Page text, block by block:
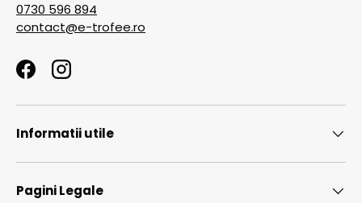
0730 596 894
contact@e-trofee.ro
FacebookInstagram
Informatii utile
Pagini Legale